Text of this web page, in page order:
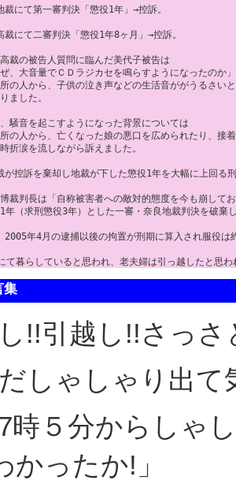
にて第一審判決「懲役1年」→控訴。
にて二審判決「懲役1年8ヶ月」→控訴。
の被告人質問に臨んだ美代子被告は
大音量でＣＤラジカセを鳴らすようになったのか
人から、子供の泣き声などの生活音ががうるさい
した。
音を起こすようになった背景については
人から、亡くなった娘の悪口を広められたり、接
涙を流しながら訴えました。
控訴を棄却し地裁が下した懲役1年を大幅に上回る
判長は「自称被害者への敵対的態度を今も崩して
（求刑懲役3年）とした一審・奈良地裁判決を破棄
年4月の逮捕以後の拘置が刑期に算入され服役は
集
し!!引越し!!さっ
だしゃしゃり出
7時５分からしゃ
かったか!」